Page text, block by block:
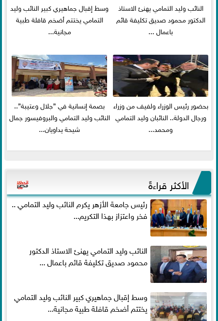
النائب وليد التمامي يهنئ الاستاذ
الدكتور محمود صديق تكليفة قائم
باعمال ...
وسط إقبال جماهيري كبير النائب وليد
التمامي يختتم أضخم قافلة طبية
مجانية...
بحضور رئيس الوزراء ولفيف من وزراء
ورجال الدولة.. النائبان وليد التمامي
ومحمد...
بصمة إنسانية في ”جلال وعتيبة”..
النائب وليد التمامي والبروفيسور جمال
شيحة يداويان...
الأكثر قراءةً
رئيس جامعة الأزهر يكرم النائب وليد التمامي ..
فخر واعتزاز بهذا التكريم...
النائب وليد التمامي يهنئ الاستاذ الدكتور
محمود صديق تكليفة قائم باعمال ...
وسط إقبال جماهيري كبير النائب وليد التمامي
يختتم أضخم قافلة طبية مجانية...